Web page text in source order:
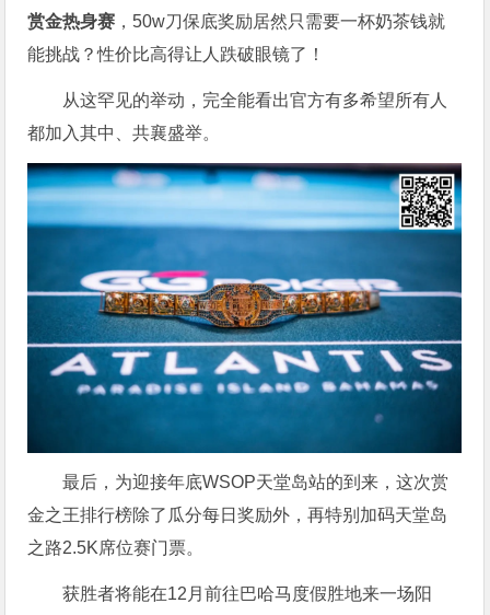
赏金热身赛 ，50w刀保底奖励居然只需要一杯奶茶钱就
能挑战？性价比高得让人跌破眼镜了！
从这罕见的举动，完全能看出官方有多希望所有人
都加入其中、共襄盛举。
最后，为迎接年底WSOP天堂岛站的到来，这次赏
金之王排行榜除了瓜分每日奖励外，再特别加码天堂岛
之路2.5K席位赛门票。
获胜者将能在12月前往巴哈马度假胜地来一场阳